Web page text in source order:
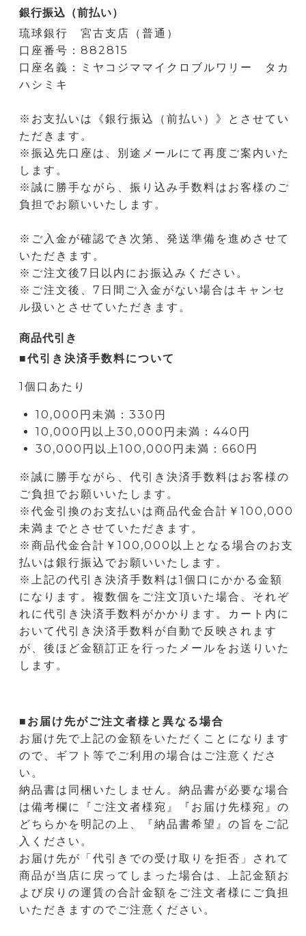
銀行振込（前払い）
琉球銀行 宮古支店（普通）
口座番号：882815
口座名義：ミヤコジママイクロブルワリー タカ
ハシミキ
※お支払いは《銀行振込（前払い）》とさせてい
ただきます。
※振込先口座は、別途メールにて再度ご案内いた
します。
※誠に勝手ながら、振り込み手数料はお客様のご
負担でお願いいたします。
※ご入金が確認でき次第、発送準備を進めさせて
いただきます。
※ご注文後7日以内にお振込みください。
※ご注文後、7日間ご入金がない場合はキャンセ
ル扱いとさせていただきます。
商品代引き
■代引き決済手数料について
1個口あたり
10,000円未満：330円
10,000円以上30,000円未満：440円
30,000円以上100,000円未満：660円
※誠に勝手ながら、代引き決済手数料はお客様の
ご負担でお願いいたします。
※代金引換のお支払いは商品代金合計￥100,000
未満までとさせていただきます。
※商品代金合計￥100,000以上となる場合のお支
払いは銀行振込でお願いいたします。
※上記の代引き決済手数料は1個口にかかる金額
になります。複数個をご注文頂いた場合、それぞ
れに代引き決済手数料がかかります。カート内に
おいて代引き決済手数料が自動で反映されます
が、後ほど金額訂正を行ったメールをお送りいた
します。
■お届け先がご注文者様と異なる場合
お届け先で上記の金額をいただくことになります
ので、ギフト等でご利用の場合はご注意くださ
い。
納品書は同梱いたしません。納品書が必要な場合
は備考欄に『ご注文者様宛』『お届け先様宛』の
どちらかを明記の上、『納品書希望』の旨をご記
入ください。
お届け先が「代引きでの受け取りを拒否」されて
商品が当店に戻ってしまった場合は、上記金額お
よび戻りの運賃の合計金額をご注文者様にご負担
いただきますのでご注意ください。